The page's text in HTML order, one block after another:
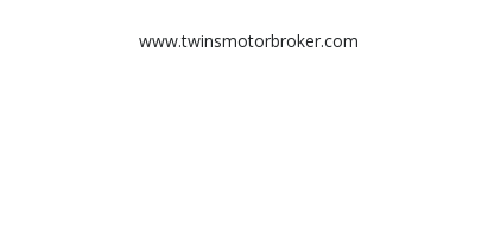
www.twinsmotorbroker.com